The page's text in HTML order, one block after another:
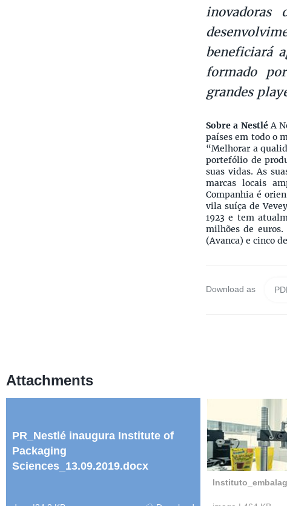
beneficiará
formado
grandes
Sobre a NestléA
países em todo o
“Melhorar a
portefólio de
suas vidas. As
marcas locais
Companhia é
vila suíça de
1923 e tem
milhões de
(Avanca) e cinco
Download as
Attachments
PR_Nestlé inaugura Institute of
Packaging
Sciences_13.09.2019.docx